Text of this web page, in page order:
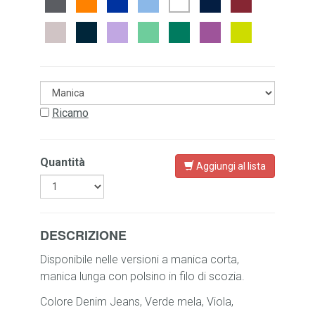
Ricamo
Quantità Aggiungi al lista
DESCRIZIONE
Disponibile nelle versioni a manica corta,
manica lunga con polsino in filo di scozia.
Colore Denim Jeans, Verde mela, Viola,